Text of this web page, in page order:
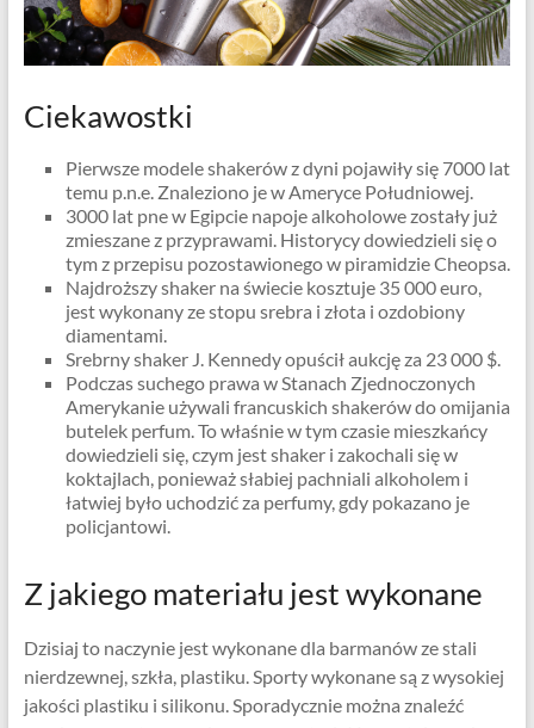
Ciekawostki
Pierwsze modele shakerów z dyni pojawiły się 7000 lat
temu p.n.e. Znaleziono je w Ameryce Południowej.
3000 lat pne w Egipcie napoje alkoholowe zostały już
zmieszane z przyprawami. Historycy dowiedzieli się o
tym z przepisu pozostawionego w piramidzie Cheopsa.
Najdroższy shaker na świecie kosztuje 35 000 euro,
jest wykonany ze stopu srebra i złota i ozdobiony
diamentami.
Srebrny shaker J. Kennedy opuścił aukcję za 23 000 $.
Podczas suchego prawa w Stanach Zjednoczonych
Amerykanie używali francuskich shakerów do omijania
butelek perfum. To właśnie w tym czasie mieszkańcy
dowiedzieli się, czym jest shaker i zakochali się w
koktajlach, ponieważ słabiej pachniali alkoholem i
łatwiej było uchodzić za perfumy, gdy pokazano je
policjantowi.
Z jakiego materiału jest wykonane
Dzisiaj to naczynie jest wykonane dla barmanów ze stali
nierdzewnej, szkła, plastiku. Sporty wykonane są z wysokiej
jakości plastiku i silikonu. Sporadycznie można znaleźć